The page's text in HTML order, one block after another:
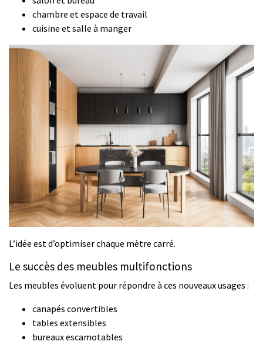
chambre et espace de travail
cuisine et salle à manger
L’idée est d’optimiser chaque mètre carré.
Le succès des meubles multifonctions
Les meubles évoluent pour répondre à ces nouveaux usages :
canapés convertibles
tables extensibles
bureaux escamotables